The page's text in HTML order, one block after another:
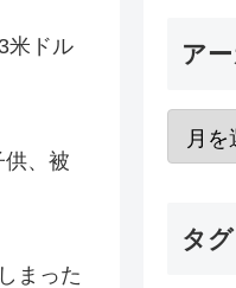
米ドル
、被
まった
ア
タグ